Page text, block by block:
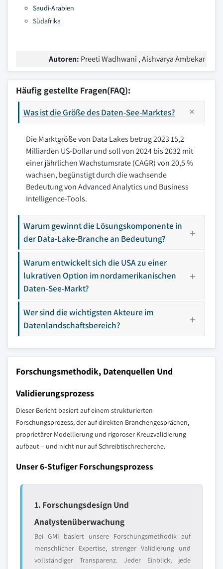
Saudi-Arabien
Südafrika
Autoren: Preeti Wadhwani , Aishvarya Ambekar
Häufig gestellte Fragen(FAQ):
Was ist die Größe des Daten-See-Marktes?
Die Marktgröße von Data Lakes betrug 2023 15,2
Milliarden US-Dollar und soll von 2024 bis 2032 mit
einer jährlichen Wachstumsrate (CAGR) von 20,5 %
wachsen, begünstigt durch die wachsende
Bedeutung von Advanced Analytics und Business
Intelligence-Tools.
Warum gewinnt die Lösungskomponente in
der Data-Lake-Branche an Bedeutung?
Warum entwickelt sich die USA zu einer
lukrativen Option im nordamerikanischen
Daten-See-Markt?
Wer sind die wichtigsten Akteure im
Datenlandschaftsbereich?
Forschungsmethodik, Datenquellen Und
Validierungsprozess
Dieser Bericht basiert auf einem strukturierten
Forschungsprozess, der auf direkten Branchengesprächen,
proprietärer Modellierung und rigoroser Kreuzvalidierung
aufbaut – und nicht nur auf Schreibtischrecherche.
Unser 6-Stufiger Forschungsprozess
1. Forschungsdesign Und
Analystenüberwachung
Bei GMI basiert unsere Forschungsmethodik auf
menschlicher Expertise, strenger Validierung und
vollständiger Transparenz. Jeder Einblick, jede